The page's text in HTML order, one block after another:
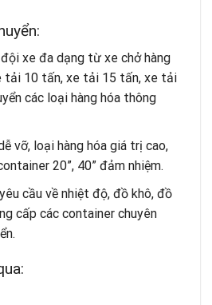
xe đa dạng từ xe chở hàng
tải 10 tấn, xe tải 15 tấn, xe tải
các loại hàng hóa thông
vỡ, loại hàng hóa giá trị cao,
20”, 40” đảm nhiệm.
cầu về nhiệt độ, đồ khô, đồ
cấp các container chuyên